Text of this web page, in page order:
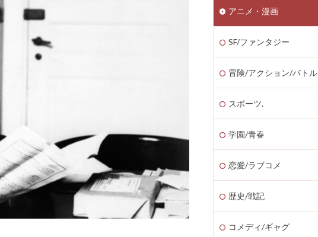
アニメ・漫画
SF/ファンタジー
冒険/アクション/バトル
スポーツ.
学園/青春
恋愛/ラブコメ
歴史/戦記
コメディ/ギャグ